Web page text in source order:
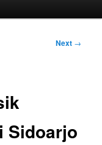
Next →
Sidoarjo